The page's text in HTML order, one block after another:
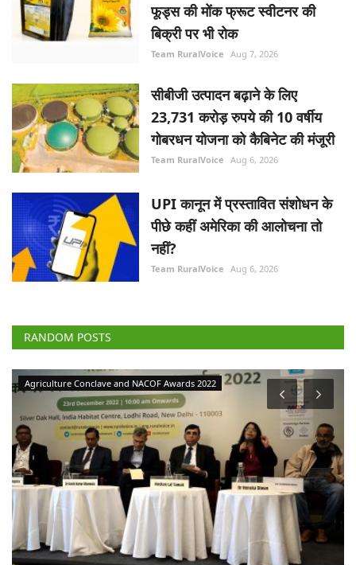
फूड्स की मोंक फ्रूट स्वीटनर की
बिक्री पर भी रोक
Team RuralVoice Aug 7, 2026
सीबीजी उत्पादन बढ़ाने के लिए
23,731 करोड़ रुपये की 10 वर्षीय
गोबरधन योजना को कैबिनेट की मंजूरी
Team RuralVoice Aug 6, 2026
UPI कानून में प्रस्तावित संशोधन के
पीछे कहीं अमेरिका की आलोचना तो
नहीं?
Team RuralVoice Aug 6, 2026
RANDOM POSTS
Agriculture Conclave and NACOF Awards 2022